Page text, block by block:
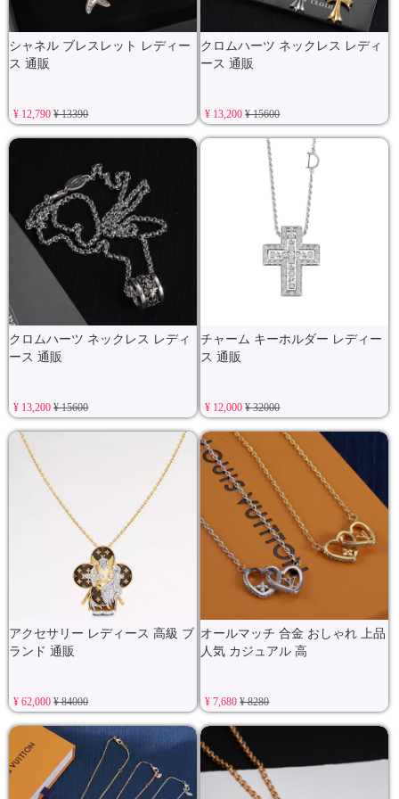
シャネル ブレスレット レディー
ス 通販
¥ 12,790¥ 13390
クロムハーツ ネックレス レディ
ース 通販
¥ 13,200¥ 15600
クロムハーツ ネックレス レディ
ース 通販
¥ 13,200¥ 15600
チャーム キーホルダー レディー
ス 通販
¥ 12,000¥ 32000
アクセサリー レディース 高級 ブ
ランド 通販
¥ 62,000¥ 84000
オールマッチ 合金 おしゃれ 上品
人気 カジュアル 高
¥ 7,680¥ 8280